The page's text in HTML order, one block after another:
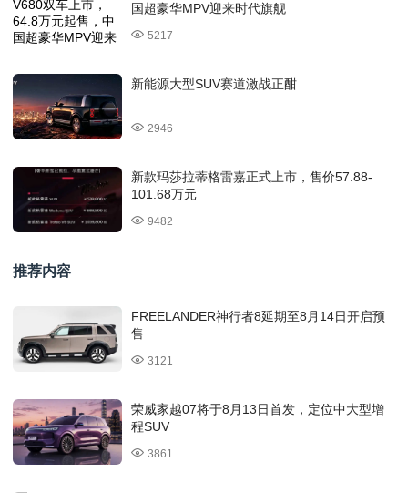
国超豪华MPV迎来时代旗舰
5217
新能源大型SUV赛道激战正酣
2946
新款玛莎拉蒂格雷嘉正式上市，售价57.88-
101.68万元
9482
推荐内容
FREELANDER神行者8延期至8月14日开启预
售
3121
荣威家越07将于8月13日首发，定位中大型增
程SUV
3861